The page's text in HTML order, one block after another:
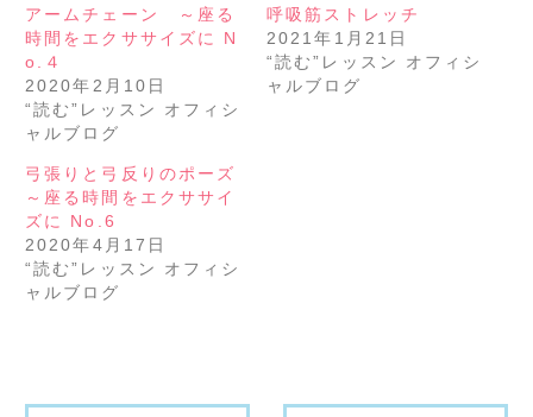
で
共
有
い
ウ
ィ
ン
ド
で
開
き
ま
す)
は
リ
し
て
く
(新
し
い
ウ
ン
ド
ウ
アームチェーン ～座る
時間をエクササイズに N
o.４
2020年2月10日
“読む”レッスン オフィシ
ャルブログ
呼吸筋ストレッチ
2021年1月21日
“読む”レッスン オフィシ
ャルブログ
弓張りと弓反りのポーズ
～座る時間をエクササイ
ズに No.6
2020年4月17日
“読む”レッスン オフィシ
ャルブログ